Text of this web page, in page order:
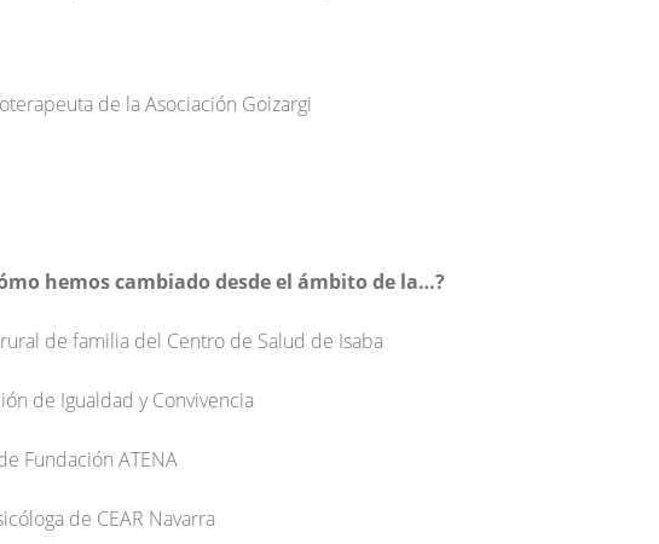
de la Asociación Goizargi
hemos cambiado desde el ámbito de la…?
de familia del Centro de Salud de Isaba
de Igualdad y Convivencia
Fundación ATENA
de CEAR Navarra